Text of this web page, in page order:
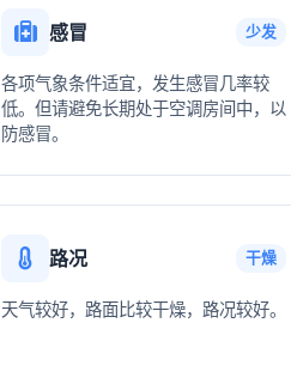
感冒 少发
各项气象条件适宜，发生感冒几率较
低。但请避免长期处于空调房间中，以
防感冒。
路况 干燥
天气较好，路面比较干燥，路况较好。